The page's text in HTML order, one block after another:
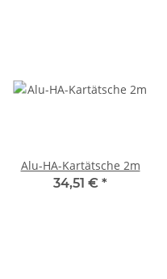
Alu-HA-Kartätsche 2m
34,51 € *